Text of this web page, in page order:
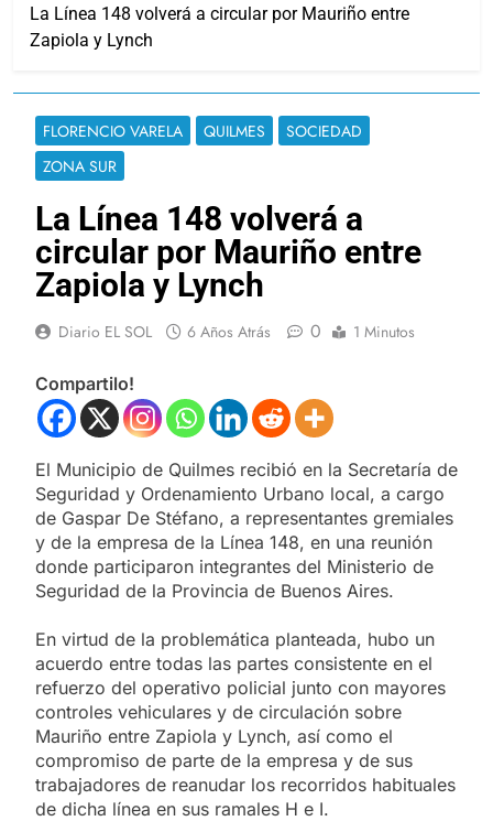
La Línea 148 volverá a circular por Mauriño entre
Zapiola y Lynch
FLORENCIO VARELA QUILMES
SOCIEDAD
ZONA SUR
La Línea 148 volverá a
circular por Mauriño entre
Zapiola y Lynch
Diario EL SOL 6 Años Atrás 0 1 Minutos
Compartilo!
El Municipio de Quilmes recibió en la Secretaría de
Seguridad y Ordenamiento Urbano local, a cargo
de Gaspar De Stéfano, a representantes gremiales
y de la empresa de la Línea 148, en una reunión
donde participaron integrantes del Ministerio de
Seguridad de la Provincia de Buenos Aires.
En virtud de la problemática planteada, hubo un
acuerdo entre todas las partes consistente en el
refuerzo del operativo policial junto con mayores
controles vehiculares y de circulación sobre
Mauriño entre Zapiola y Lynch, así como el
compromiso de parte de la empresa y de sus
trabajadores de reanudar los recorridos habituales
de dicha línea en sus ramales H e I.